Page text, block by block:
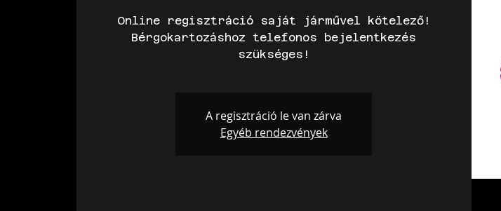
Online regisztráció saját járművel kötelező!
Bérgokartozáshoz telefonos bejelentkezés
szükséges!
A regisztráció le van zárva
Egyéb rendezvények